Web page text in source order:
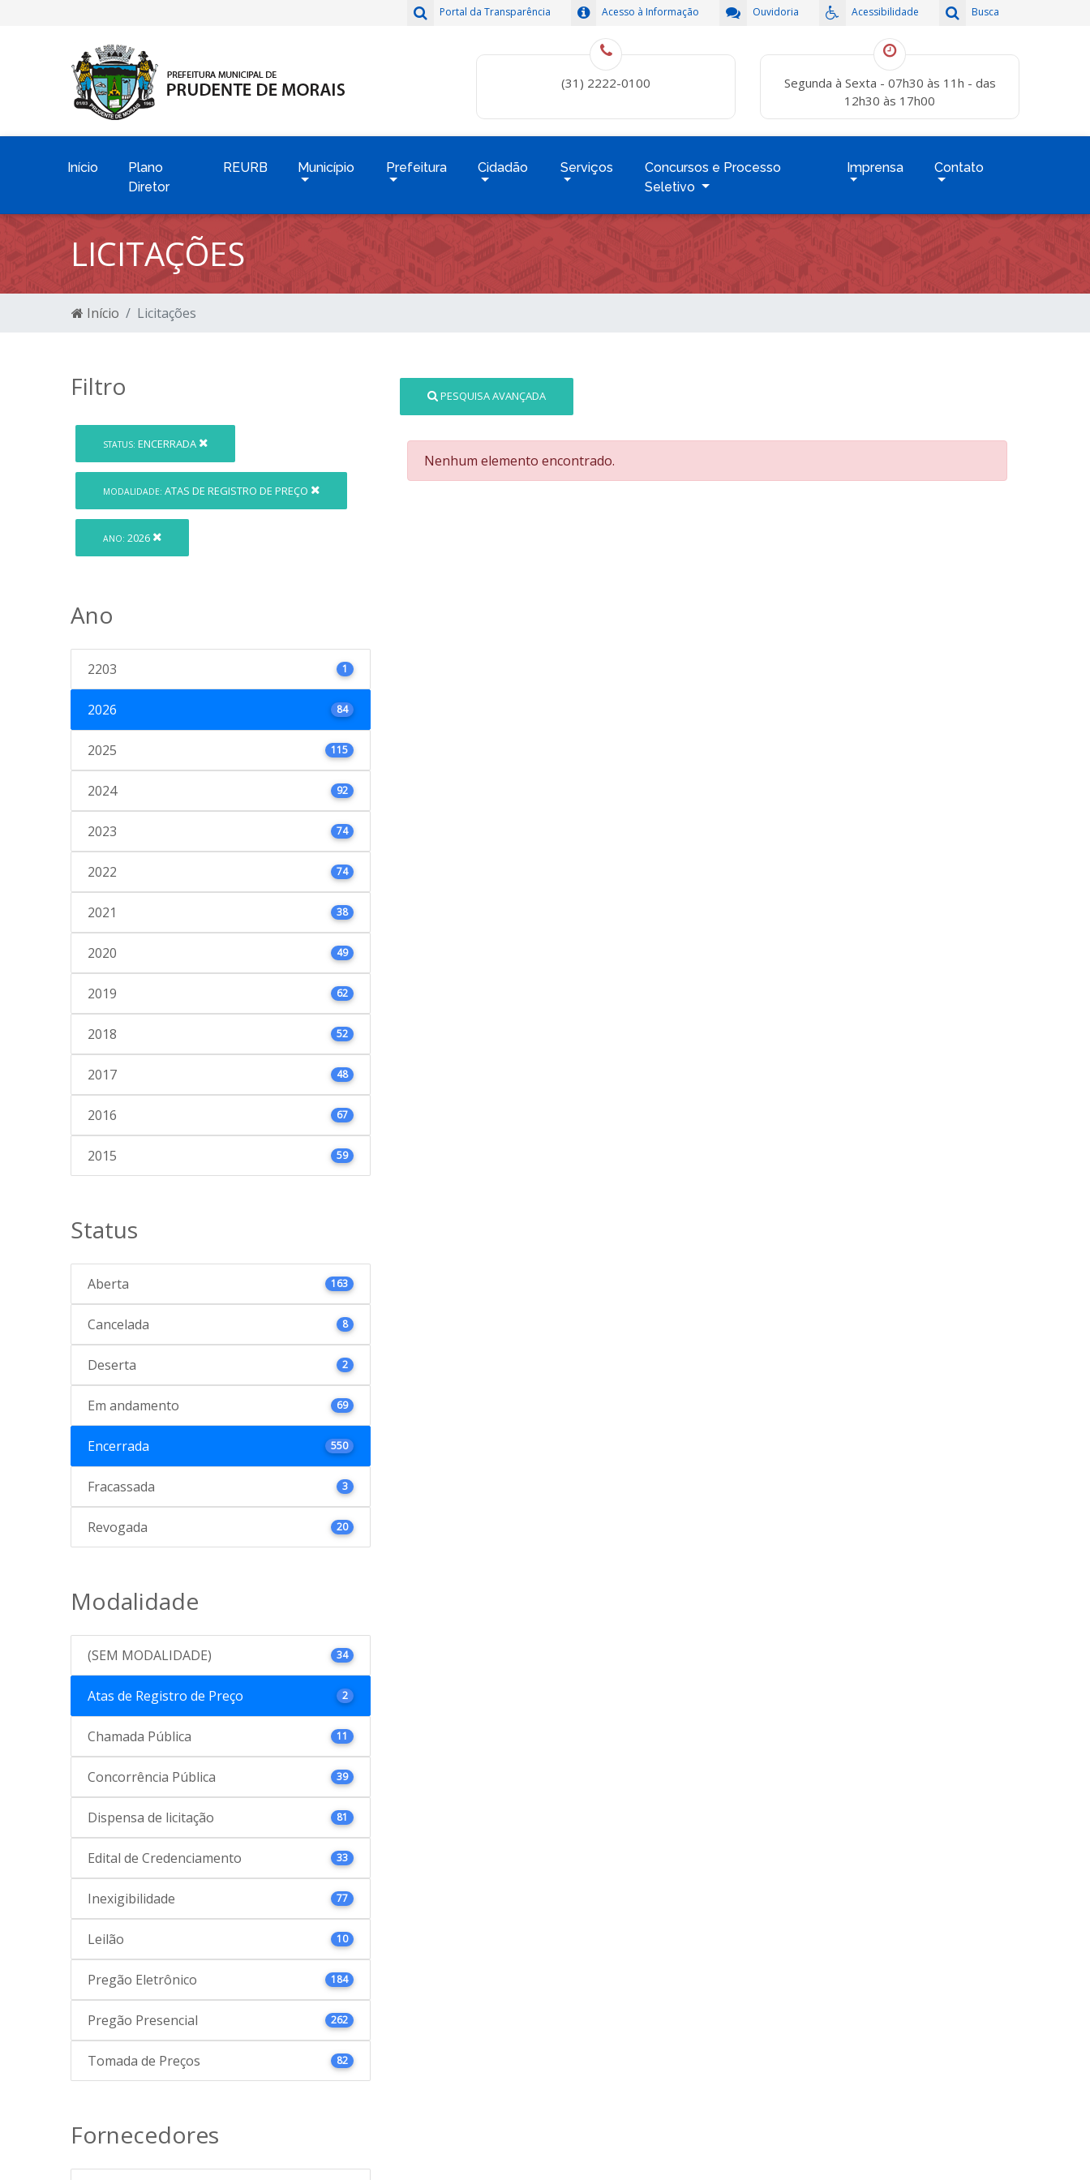
Busca
Acessibilidade
Ouvidoria
Acesso à Informação
Portal da Transparência
(31) 2222-0100
Segunda à Sexta - 07h30 às 11h - das
12h30 às 17h00
Início
Plano
Diretor
REURB Município Prefeitura Cidadão Serviços
Concursos e Processo
Seletivo
Imprensa Contato
LICITAÇÕES
Início Licitações
Filtro
STATUS: ENCERRADA
MODALIDADE: ATAS DE REGISTRO DE PREÇO
ANO: 2026
Ano
2203 1
2026 84
2025 115
2024 92
2023 74
2022 74
2021 38
2020 49
2019 62
2018 52
2017 48
2016 67
2015 59
Status
Aberta 163
Cancelada 8
Deserta 2
Em andamento 69
Encerrada 550
Fracassada 3
Revogada 20
Modalidade
(SEM MODALIDADE) 34
Atas de Registro de Preço 2
Chamada Pública 11
Concorrência Pública 39
Dispensa de licitação 81
Edital de Credenciamento 33
Inexigibilidade 77
Leilão 10
Pregão Eletrônico 184
Pregão Presencial 262
Tomada de Preços 82
Fornecedores
PESQUISA AVANÇADA
Nenhum elemento encontrado.